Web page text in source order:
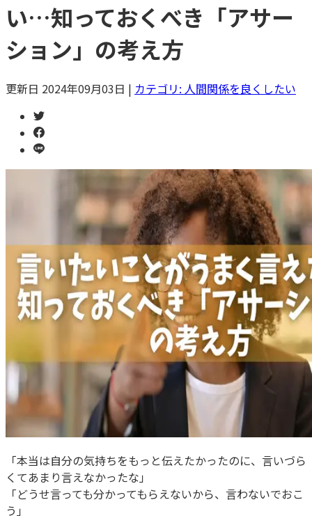
い…知っておくべき「アサー
ション」の考え方
更新日 2024年09月03日 | カテゴリ: 人間関係を良くしたい
「本当は自分の気持ちをもっと伝えたかったのに、言いづら
くてあまり言えなかったな」
「どうせ言っても分かってもらえないから、言わないでおこ
う」